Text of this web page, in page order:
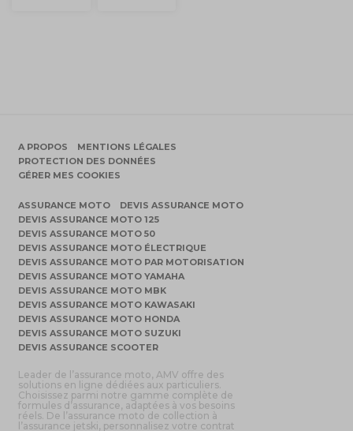
A PROPOS
MENTIONS LÉGALES
PROTECTION DES DONNÉES
GÉRER MES COOKIES
ASSURANCE MOTO
DEVIS ASSURANCE MOTO
DEVIS ASSURANCE MOTO 125
DEVIS ASSURANCE MOTO 50
DEVIS ASSURANCE MOTO ÉLECTRIQUE
DEVIS ASSURANCE MOTO PAR MOTORISATION
DEVIS ASSURANCE MOTO YAMAHA
DEVIS ASSURANCE MOTO MBK
DEVIS ASSURANCE MOTO KAWASAKI
DEVIS ASSURANCE MOTO HONDA
DEVIS ASSURANCE MOTO SUZUKI
DEVIS ASSURANCE SCOOTER
Leader de l’assurance moto, AMV offre des
solutions en ligne dédiées aux particuliers.
Choisissez parmi notre gamme complète de
formules d’assurance, adaptées à vos besoins
réels. De l’assurance moto de collection à
l’assurance jetski, personnalisez votre contrat